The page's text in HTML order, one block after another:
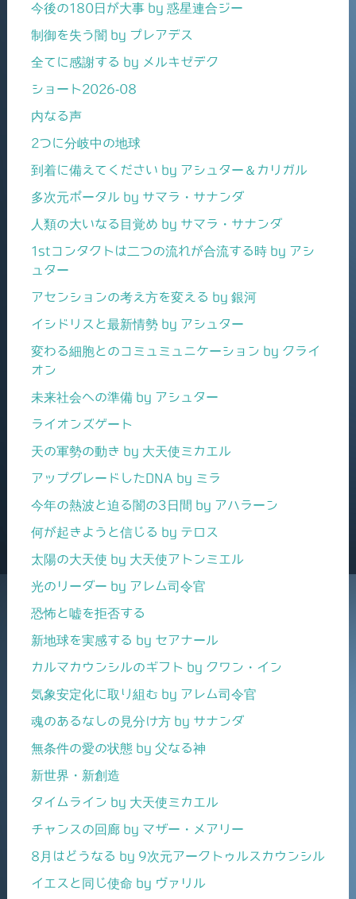
今後の180日が大事 by 惑星連合ジー
制御を失う闇 by プレアデス
全てに感謝する by メルキゼデク
ショート2026-08
内なる声
2つに分岐中の地球
到着に備えてください by アシュター＆カリガル
多次元ポータル by サマラ・サナンダ
人類の大いなる目覚め by サマラ・サナンダ
1stコンタクトは二つの流れが合流する時 by アシ
ュター
アセンションの考え方を変える by 銀河
イシドリスと最新情勢 by アシュター
変わる細胞とのコミュミュニケーション by クライ
オン
未来社会への準備 by アシュター
ライオンズゲート
天の軍勢の動き by 大天使ミカエル
アップグレードしたDNA by ミラ
今年の熱波と迫る闇の3日間 by アハラーン
何が起きようと信じる by テロス
太陽の大天使 by 大天使アトンミエル
光のリーダー by アレム司令官
恐怖と嘘を拒否する
新地球を実感する by セアナール
カルマカウンシルのギフト by クワン・イン
気象安定化に取り組む by アレム司令官
魂のあるなしの見分け方 by サナンダ
無条件の愛の状態 by 父なる神
新世界・新創造
タイムライン by 大天使ミカエル
チャンスの回廊 by マザー・メアリー
8月はどうなる by 9次元アークトゥルスカウンシル
イエスと同じ使命 by ヴァリル